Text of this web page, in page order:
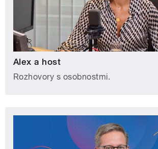
Alex a host
Rozhovory s osobnostmi.